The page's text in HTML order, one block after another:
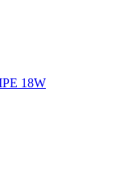
18W